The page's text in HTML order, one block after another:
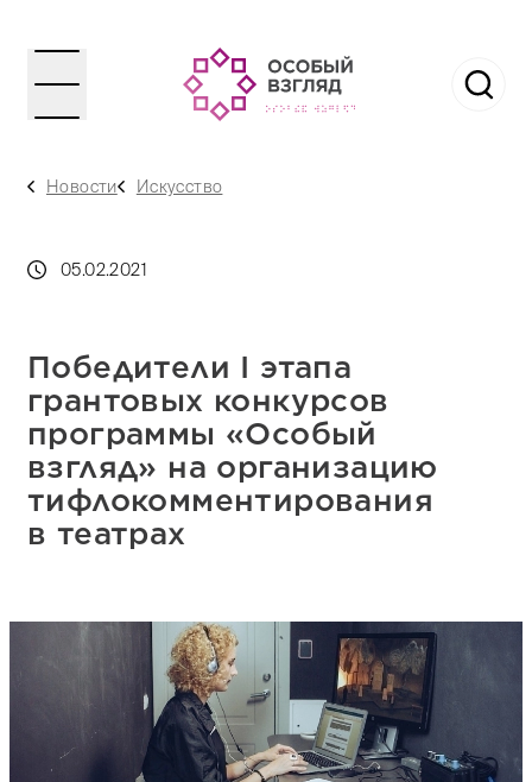
Новости Искусство
05.02.2021
Победители I этапа
грантовых конкурсов
программы «Особый
взгляд» на организацию
тифлокомментирования
в театрах